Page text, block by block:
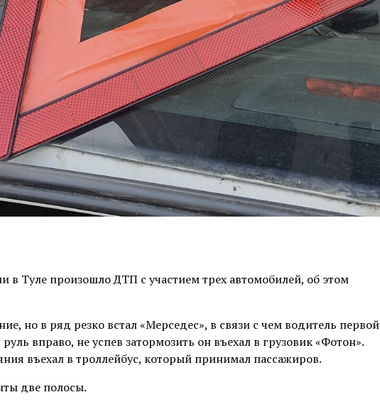
в Туле произошло ДТП с участием трех автомобилей, об этом
но в ряд резко встал «Мерседес», в связи с чем водитель первой
вправо, не успев затормозить он въехал в грузовик «Фотон».
въехал в троллейбус, который принимал пассажиров.
две полосы.